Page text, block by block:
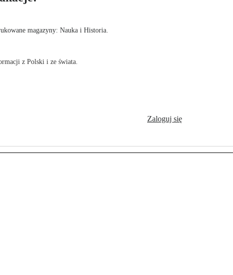
magazyny: Nauka i Historia.
z Polski i ze świata.
Zaloguj się